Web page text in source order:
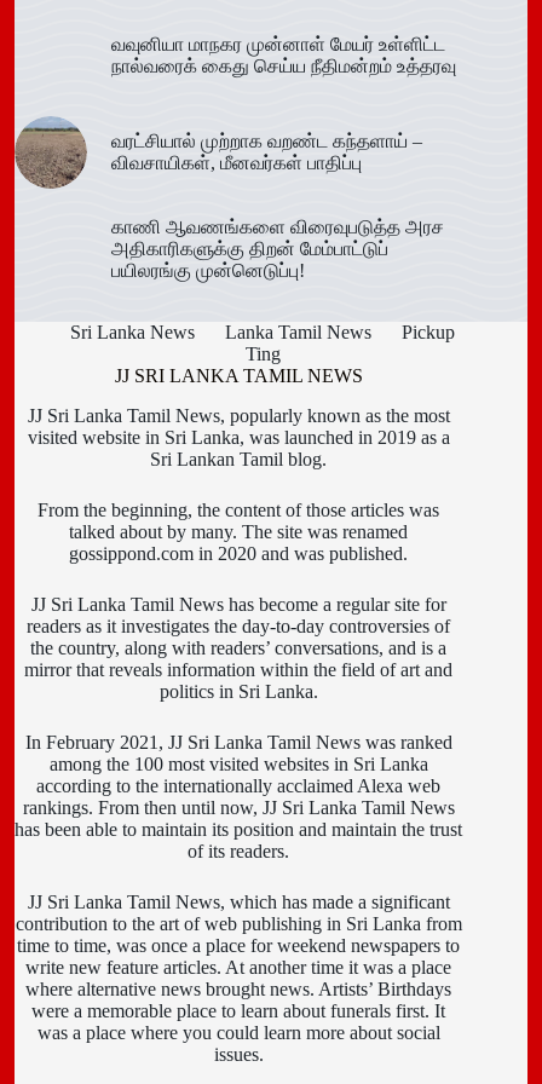
வவுனியா மாநகர முன்னாள் மேயர் உள்ளிட்ட
நால்வரைக் கைது செய்ய நீதிமன்றம் உத்தரவு
வரட்சியால் முற்றாக வறண்ட கந்தளாய் –
விவசாயிகள், மீனவர்கள் பாதிப்பு
காணி ஆவணங்களை விரைவுபடுத்த அரச
அதிகாரிகளுக்கு திறன் மேம்பாட்டுப்
பயிலரங்கு முன்னெடுப்பு!
Sri Lanka News Lanka Tamil News
Pickup
Ting
JJ SRI LANKA TAMIL NEWS
JJ Sri Lanka Tamil News, popularly known as the most
visited website in Sri Lanka, was launched in 2019 as a
Sri Lankan Tamil blog.
From the beginning, the content of those articles was
talked about by many. The site was renamed
gossippond.com in 2020 and was published.
JJ Sri Lanka Tamil News has become a regular site for
readers as it investigates the day-to-day controversies of
the country, along with readers’ conversations, and is a
mirror that reveals information within the field of art and
politics in Sri Lanka.
In February 2021, JJ Sri Lanka Tamil News was ranked
among the 100 most visited websites in Sri Lanka
according to the internationally acclaimed Alexa web
rankings. From then until now, JJ Sri Lanka Tamil News
has been able to maintain its position and maintain the trust
of its readers.
JJ Sri Lanka Tamil News, which has made a significant
contribution to the art of web publishing in Sri Lanka from
time to time, was once a place for weekend newspapers to
write new feature articles. At another time it was a place
where alternative news brought news. Artists’ Birthdays
were a memorable place to learn about funerals first. It
was a place where you could learn more about social
issues.